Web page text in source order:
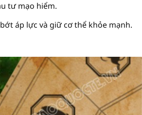
tư mạo hiểm.
áp lực và giữ cơ thể khỏe mạnh.